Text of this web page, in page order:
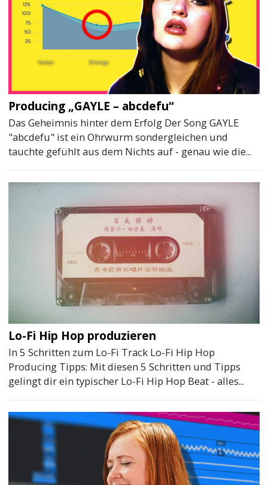
Producing „GAYLE – abcdefu“
Das Geheimnis hinter dem Erfolg Der Song GAYLE
"abcdefu" ist ein Ohrwurm sondergleichen und
tauchte gefühlt aus dem Nichts auf - genau wie die...
Lo-Fi Hip Hop produzieren
In 5 Schritten zum Lo-Fi Track Lo-Fi Hip Hop
Producing Tipps: Mit diesen 5 Schritten und Tipps
gelingt dir ein typischer Lo-Fi Hip Hop Beat - alles...